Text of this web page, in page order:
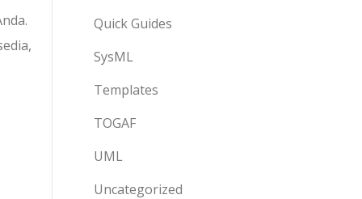
Quick Guides
SysML
Templates
TOGAF
UML
Uncategorized